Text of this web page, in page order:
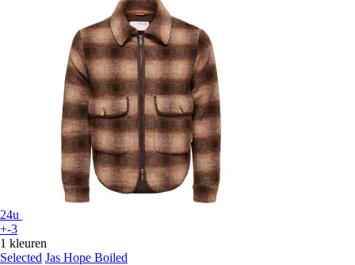
24u
+-3
1 kleuren
Selected Jas Hope Boiled